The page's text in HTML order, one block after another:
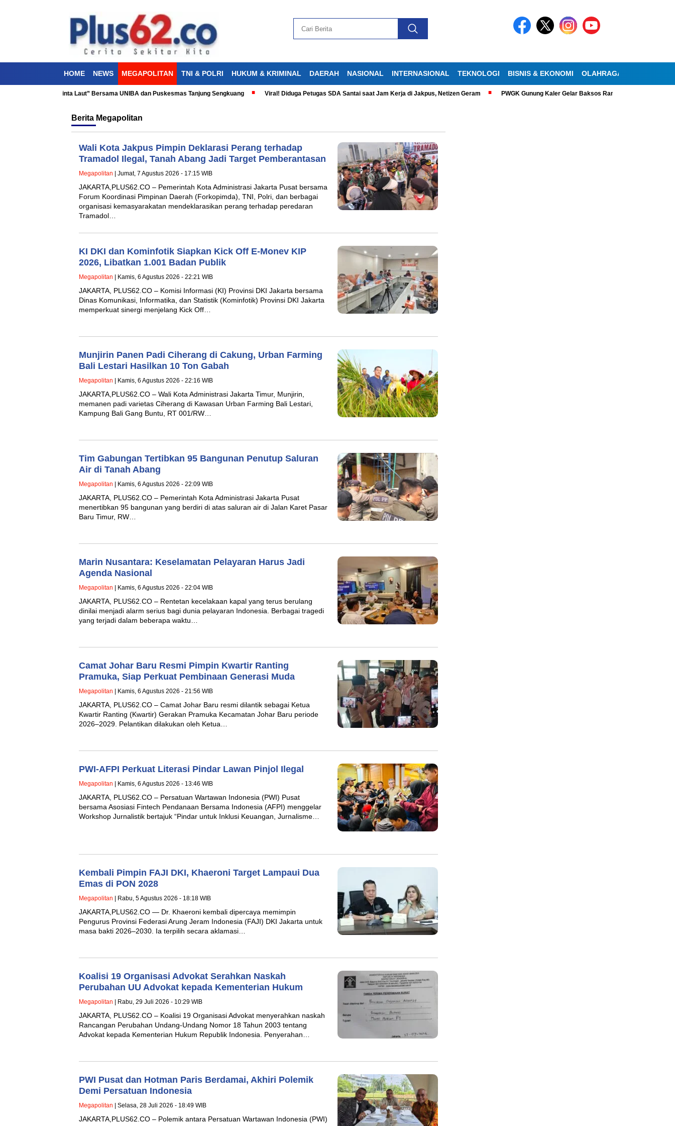
HOME NEWS MEGAPOLITAN TNI & POLRI HUKUM & KRIMINAL DAERAH NASIONAL INTERNASIONAL TEKNOLOGI BISNIS & EKONOMI OLAHRAGA
“Aku Cinta Laut” Bersama UNIBA dan Puskesmas Tanjung Sengkuang Viral! Diduga Petugas SDA Santai saat Jam Kerja di Jakpus, Netizen Geram PWGK Gunung Kaler Gelar Baksos Ramadan, Bantu Lansia
Berita Megapolitan
Wali Kota Jakpus Pimpin Deklarasi Perang terhadap
Tramadol Ilegal, Tanah Abang Jadi Target Pemberantasan
Megapolitan | Jumat, 7 Agustus 2026 - 17:15 WIB
JAKARTA,PLUS62.CO – Pemerintah Kota Administrasi Jakarta Pusat bersama
Forum Koordinasi Pimpinan Daerah (Forkopimda), TNI, Polri, dan berbagai
organisasi kemasyarakatan mendeklarasikan perang terhadap peredaran
Tramadol…
KI DKI dan Kominfotik Siapkan Kick Off E-Monev KIP
2026, Libatkan 1.001 Badan Publik
Megapolitan | Kamis, 6 Agustus 2026 - 22:21 WIB
JAKARTA, PLUS62.CO – Komisi Informasi (KI) Provinsi DKI Jakarta bersama
Dinas Komunikasi, Informatika, dan Statistik (Kominfotik) Provinsi DKI Jakarta
memperkuat sinergi menjelang Kick Off…
Munjirin Panen Padi Ciherang di Cakung, Urban Farming
Bali Lestari Hasilkan 10 Ton Gabah
Megapolitan | Kamis, 6 Agustus 2026 - 22:16 WIB
JAKARTA,PLUS62.CO – Wali Kota Administrasi Jakarta Timur, Munjirin,
memanen padi varietas Ciherang di Kawasan Urban Farming Bali Lestari,
Kampung Bali Gang Buntu, RT 001/RW…
Tim Gabungan Tertibkan 95 Bangunan Penutup Saluran
Air di Tanah Abang
Megapolitan | Kamis, 6 Agustus 2026 - 22:09 WIB
JAKARTA, PLUS62.CO – Pemerintah Kota Administrasi Jakarta Pusat
menertibkan 95 bangunan yang berdiri di atas saluran air di Jalan Karet Pasar
Baru Timur, RW…
Marin Nusantara: Keselamatan Pelayaran Harus Jadi
Agenda Nasional
Megapolitan | Kamis, 6 Agustus 2026 - 22:04 WIB
JAKARTA, PLUS62.CO – Rentetan kecelakaan kapal yang terus berulang
dinilai menjadi alarm serius bagi dunia pelayaran Indonesia. Berbagai tragedi
yang terjadi dalam beberapa waktu…
Camat Johar Baru Resmi Pimpin Kwartir Ranting
Pramuka, Siap Perkuat Pembinaan Generasi Muda
Megapolitan | Kamis, 6 Agustus 2026 - 21:56 WIB
JAKARTA, PLUS62.CO – Camat Johar Baru resmi dilantik sebagai Ketua
Kwartir Ranting (Kwartir) Gerakan Pramuka Kecamatan Johar Baru periode
2026–2029. Pelantikan dilakukan oleh Ketua…
PWI-AFPI Perkuat Literasi Pindar Lawan Pinjol Ilegal
Megapolitan | Kamis, 6 Agustus 2026 - 13:46 WIB
JAKARTA, PLUS62.CO – Persatuan Wartawan Indonesia (PWI) Pusat
bersama Asosiasi Fintech Pendanaan Bersama Indonesia (AFPI) menggelar
Workshop Jurnalistik bertajuk “Pindar untuk Inklusi Keuangan, Jurnalisme…
Kembali Pimpin FAJI DKI, Khaeroni Target Lampaui Dua
Emas di PON 2028
Megapolitan | Rabu, 5 Agustus 2026 - 18:18 WIB
JAKARTA,PLUS62.CO — Dr. Khaeroni kembali dipercaya memimpin
Pengurus Provinsi Federasi Arung Jeram Indonesia (FAJI) DKI Jakarta untuk
masa bakti 2026–2030. Ia terpilih secara aklamasi…
Koalisi 19 Organisasi Advokat Serahkan Naskah
Perubahan UU Advokat kepada Kementerian Hukum
Megapolitan | Rabu, 29 Juli 2026 - 10:29 WIB
JAKARTA, PLUS62.CO – Koalisi 19 Organisasi Advokat menyerahkan naskah
Rancangan Perubahan Undang-Undang Nomor 18 Tahun 2003 tentang
Advokat kepada Kementerian Hukum Republik Indonesia. Penyerahan…
PWI Pusat dan Hotman Paris Berdamai, Akhiri Polemik
Demi Persatuan Indonesia
Megapolitan | Selasa, 28 Juli 2026 - 18:49 WIB
JAKARTA,PLUS62.CO – Polemik antara Persatuan Wartawan Indonesia (PWI)